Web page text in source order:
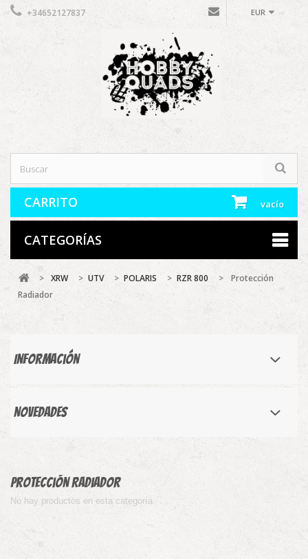
EUR
+34652127837
CARRITO vacío
CATEGORÍAS
> XRW > UTV > POLARIS > RZR 800 >
Protección
Radiador
Información
Novedades
Protección Radiador
No hay productos en esta categoría